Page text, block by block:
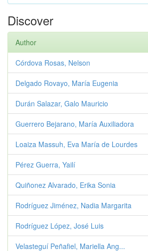
Discover
Author
Córdova Rosas, Nelson
Delgado Rovayo, María Eugenia
Durán Salazar, Galo Mauricio
Guerrero Bejarano, María Auxiliadora
Loaiza Massuh, Eva María de Lourdes
Pérez Guerra, Yailí
Quiñonez Alvarado, Erika Sonia
Rodríguez Jiménez, Nadia Margarita
Rodríguez López, José Luis
Velasteguí Peñafiel, Mariella Ang...